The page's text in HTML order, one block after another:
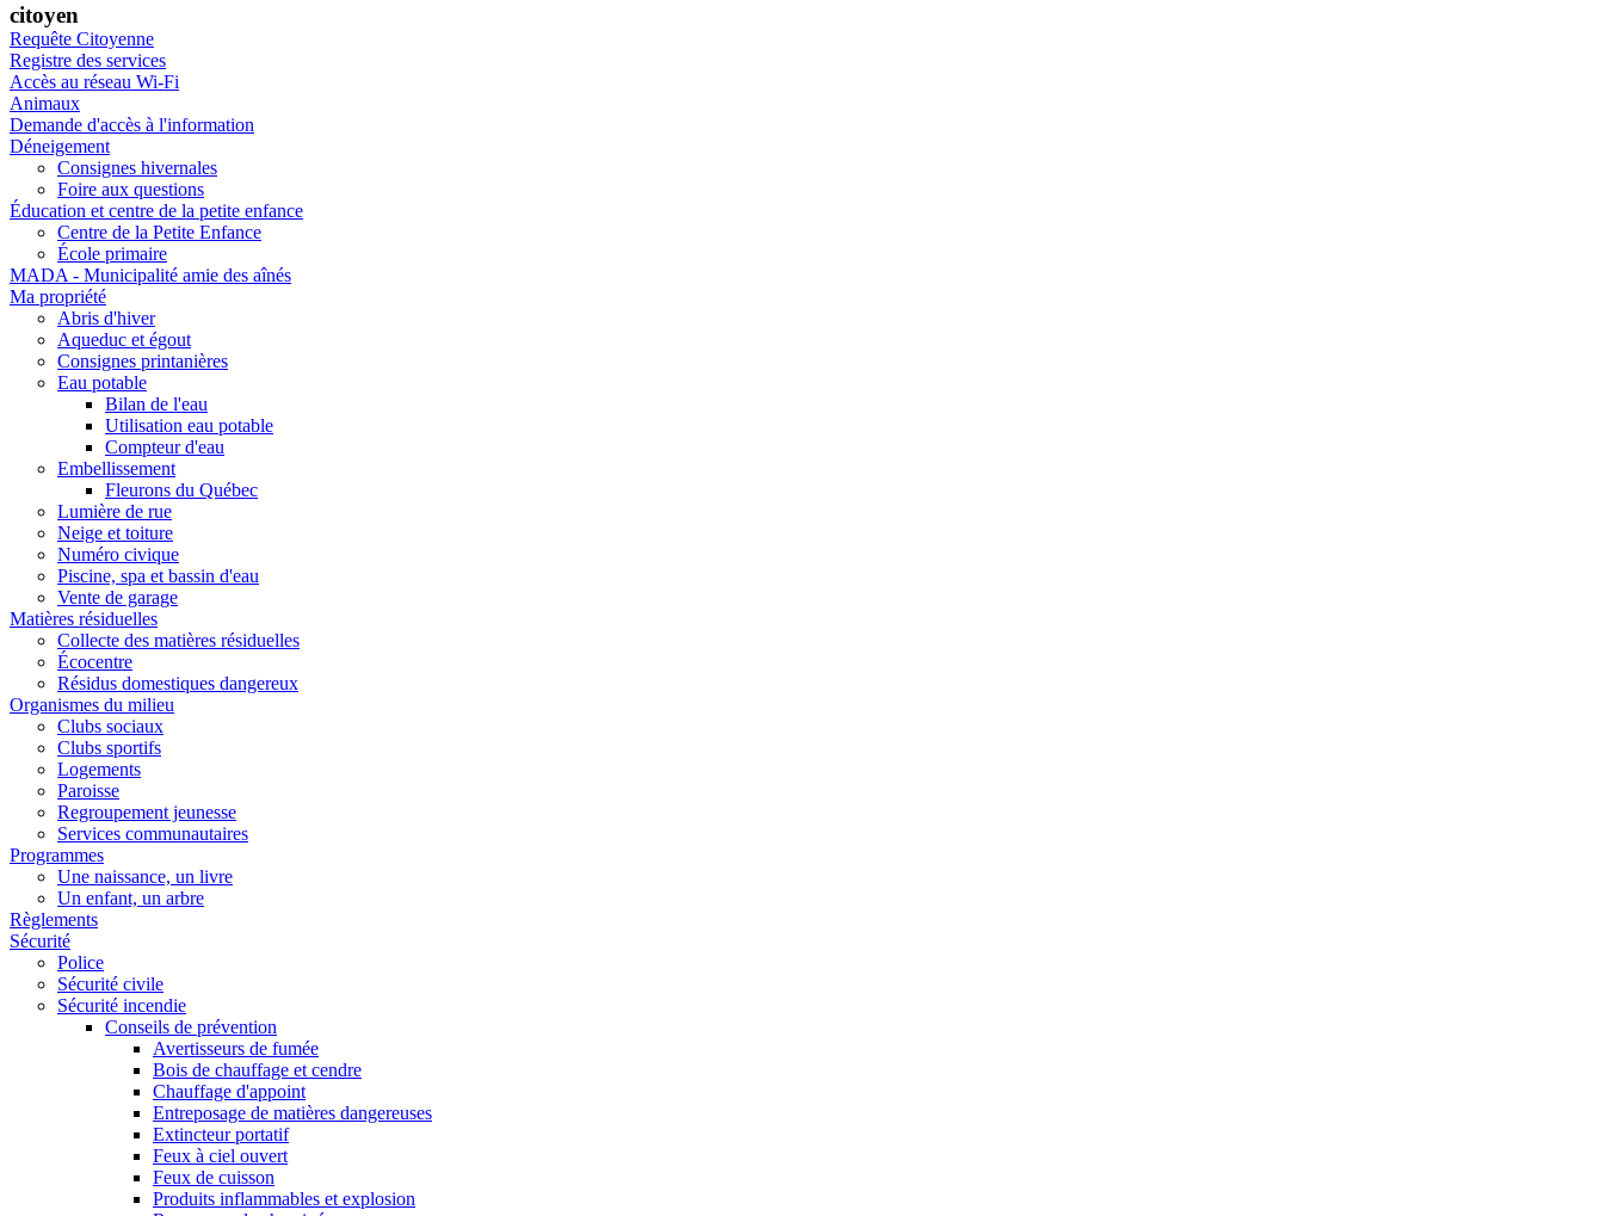
citoyen
Requête Citoyenne
Registre des services
Accès au réseau Wi-Fi
Animaux
Demande d'accès à l'information
Déneigement
Consignes hivernales
Foire aux questions
Éducation et centre de la petite enfance
Centre de la Petite Enfance
École primaire
MADA - Municipalité amie des aînés
Ma propriété
Abris d'hiver
Aqueduc et égout
Consignes printanières
Eau potable
Bilan de l'eau
Utilisation eau potable
Compteur d'eau
Embellissement
Fleurons du Québec
Lumière de rue
Neige et toiture
Numéro civique
Piscine, spa et bassin d'eau
Vente de garage
Matières résiduelles
Collecte des matières résiduelles
Écocentre
Résidus domestiques dangereux
Organismes du milieu
Clubs sociaux
Clubs sportifs
Logements
Paroisse
Regroupement jeunesse
Services communautaires
Programmes
Une naissance, un livre
Un enfant, un arbre
Règlements
Sécurité
Police
Sécurité civile
Sécurité incendie
Conseils de prévention
Avertisseurs de fumée
Bois de chauffage et cendre
Chauffage d'appoint
Entreposage de matières dangereuses
Extincteur portatif
Feux à ciel ouvert
Feux de cuisson
Produits inflammables et explosion